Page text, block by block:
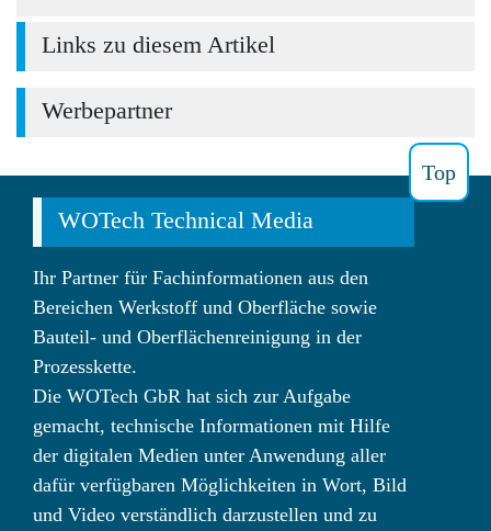
Links zu diesem Artikel
Werbepartner
Top
WOTech Technical Media
Ihr Partner für Fachinformationen aus den
Bereichen Werkstoff und Oberfläche sowie
Bauteil- und Oberflächenreinigung in der
Prozesskette.
Die WOTech GbR hat sich zur Aufgabe
gemacht, technische Informationen mit Hilfe
der digitalen Medien unter Anwendung aller
dafür verfügbaren Möglichkeiten in Wort, Bild
und Video verständlich darzustellen und zu